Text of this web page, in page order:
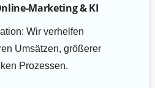
Marketing & KI
Wir verhelfen
Umsätzen, größerer
Prozessen.